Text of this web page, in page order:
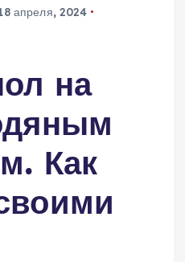
апреля, 2024
на
Как